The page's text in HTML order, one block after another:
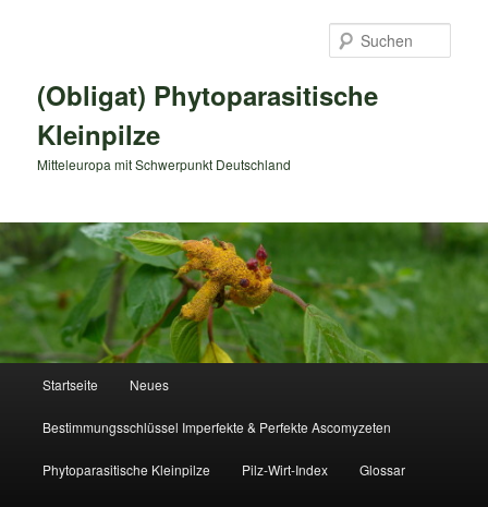
(Obligat) Phytoparasitische
Kleinpilze
Mitteleuropa mit Schwerpunkt Deutschland
Startseite Neues
Bestimmungsschlüssel Imperfekte & Perfekte Ascomyzeten
Phytoparasitische Kleinpilze Pilz-Wirt-Index Glossar